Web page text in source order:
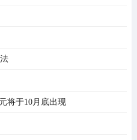
，充值为零。
将于10月底出现